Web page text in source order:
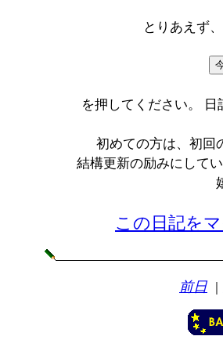
とりあえず
を押してください。
初めての方は、初回
結構更新の励みにして
この日記を
前日